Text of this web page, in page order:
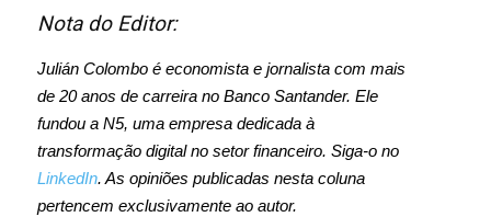
Nota do Editor:
Julián Colombo é economista e jornalista com mais
de 20 anos de carreira no Banco Santander. Ele
fundou a N5, uma empresa dedicada à
transformação digital no setor financeiro. Siga-o no
LinkedIn. As opiniões publicadas nesta coluna
pertencem exclusivamente ao autor.